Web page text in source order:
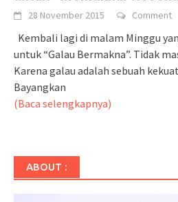
28 November 2015 Comment
Kembali lagi di malam Minggu
untuk “Galau Bermakna”. Tidak
Karena galau adalah sebuah
Bayangkan
(Baca selengkapnya)
ABOUT :